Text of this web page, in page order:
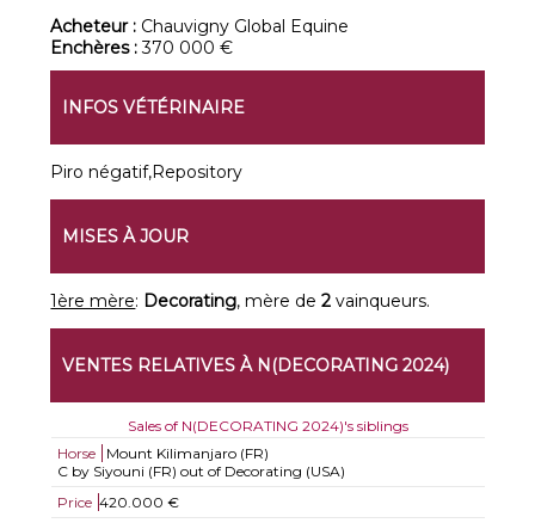
Acheteur : Chauvigny Global Equine
Enchères :370 000 €
INFOS VÉTÉRINAIRE
Piro négatif,Repository
MISES À JOUR
1ère mère: Decorating, mère de2 vainqueurs.
VENTES RELATIVES À N(DECORATING 2024)
Sales of N(DECORATING 2024)'s siblings
Horse
Mount Kilimanjaro (FR)
C by Siyouni (FR) out of Decorating (USA)
Price 420.000 €